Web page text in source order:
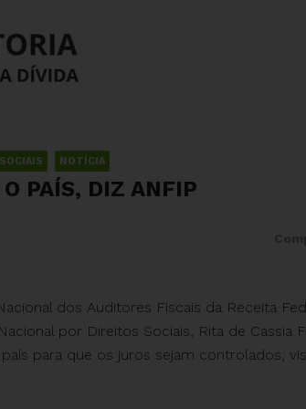
NOTÍCIA
PAÍS, DIZ ANFIP
dos Auditores Fiscais da Receita
por Direitos Sociais, Rita de Cassia
para que os juros sejam controlados,